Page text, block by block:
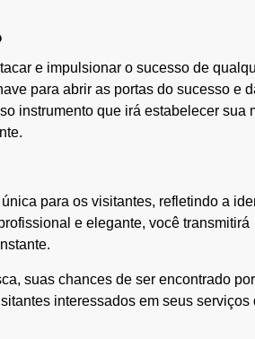
e impulsionar o sucesso de
para abrir as portas do sucesso e
instrumento que irá estabelecer sua
para os visitantes, refletindo a
e elegante, você transmitirá
suas chances de ser encontrado
interessados em seus serviços